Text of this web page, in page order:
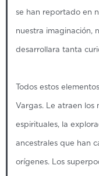
se han reportado en
nuestra imaginación,
desarrollara tanta
Todos estos
Vargas. Le atraen los
espirituales, la
ancestrales que han
orígenes. Los